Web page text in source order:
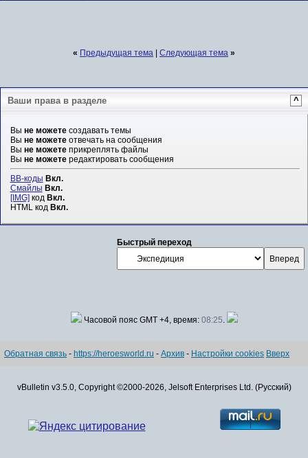
« Предыдущая тема | Следующая тема »
Ваши права в разделе ^
Вы не можетесоздавать темы
Вы не можетеотвечать на сообщения
Вы не можетеприкреплять файлы
Вы не можетередактировать сообщения
BB-коды Вкл.
Смайлы Вкл.
[IMG] код Вкл.
HTML код Вкл.
Быстрый переход
Часовой пояс GMT +4, время: 08:25.
Обратная связь - https://heroesworld.ru - Архив - Настройки cookies Вверх
vBulletin v3.5.0, Copyright ©2000-2026, Jelsoft Enterprises Ltd. (Русский)